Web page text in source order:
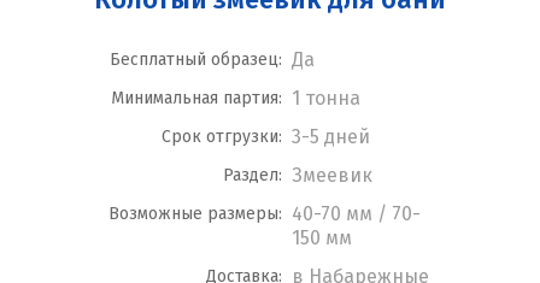
Бесплатный образец: Да
Минимальная партия: 1 тонна
Срок отгрузки: 3-5 дней
Раздел: Змеевик
Возможные размеры: 40-70 мм / 70-
150 мм
Доставка:
в Набарежные